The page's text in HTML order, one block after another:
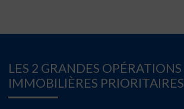
LES 2 GRANDES OPÉRATIONS
IMMOBILIÈRES PRIORITAIRES